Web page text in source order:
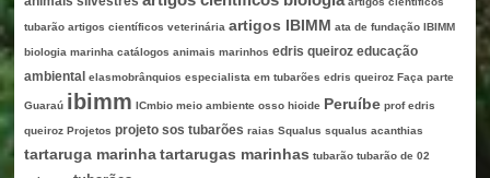
tubarão artigos científicos veterinária artigos IBIMM ata de fundação IBIMM
biologia marinha catálogos animais marinhos edris queiroz educação
ambiental
elasmobrânquios especialista em tubarões edris queiroz Faça parte
Guaraú ibimm ICmbio meio ambiente osso hioide Peruíbe prof edris
queiroz Projetos projeto sos tubarões raias Squalus squalus acanthias
tartaruga marinha tartarugas marinhas tubarão tubarão de 02